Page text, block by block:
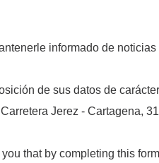
informado de
de sus datos de
Jerez - Cartagena,
that by completing this